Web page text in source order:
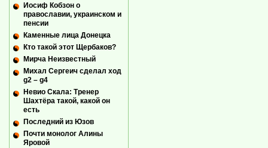
Иосиф Кобзон о
православии, украинском и
пенсии
Каменные лица Донецка
Кто такой этот Щербаков?
Мирча Неизвестный
Михал Сергеич сделал ход
g2 – g4
Невио Скала: Тренер
Шахтёра такой, какой он
есть
Последний из Юзов
Почти монолог Алины
Яровой